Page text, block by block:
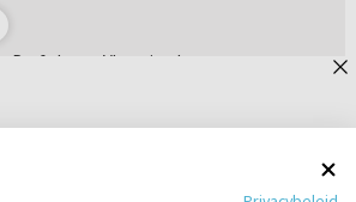
Prof. dr. van Vlastuin - Is